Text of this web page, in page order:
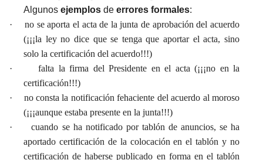
Algunos ejemplos de errores formales:
·
no se aporta el acta de la junta de aprobación del acuerdo
(¡¡¡la ley no dice que se tenga que aportar el acta, sino
solo la certificación del acuerdo!!!)
·
falta la firma del Presidente en el acta (¡¡¡no en la
certificación!!!)
·
no consta la notificación fehaciente del acuerdo al moroso
(¡¡¡aunque estaba presente en la junta!!!)
·
cuando se ha notificado por tablón de anuncios, se ha
aportado certificación de la colocación en el tablón y no
certificación de haberse publicado en forma en el tablón